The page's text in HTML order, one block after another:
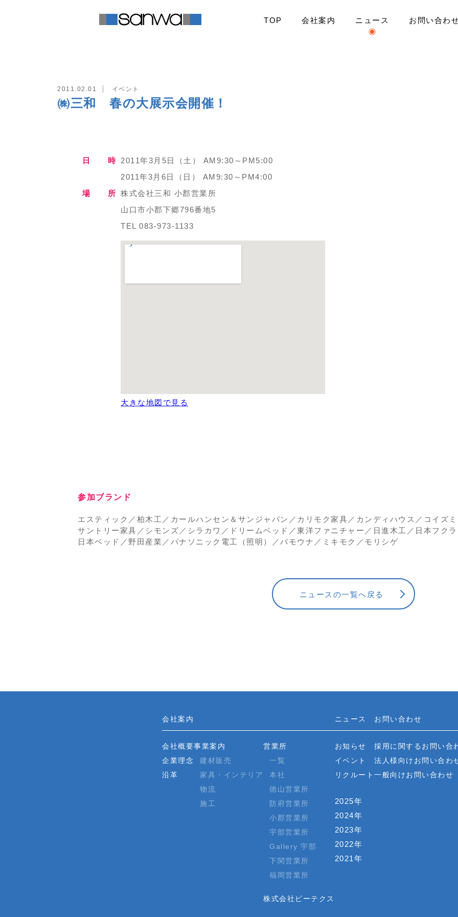
TOP 会社案内 ニュース お問い合わ
2011.02.01 イベント
㈱三和 春の大展示会開催！
日 時 2011年3月5日（土） AM9:30～PM5:00
2011年3月6日（日） AM9:30～PM4:00
場 所 株式会社三和 小郡営業所
山口市小郡下郷796番地5
TEL 083-973-1133
大きな地図で見る
参加ブランド
エスティック／柏木工／カールハンセン＆サンジャパン／カリモク家具／カンディハウス／コイズ
サントリー家具／シモンズ／シラカワ／ドリームベッド／東洋ファニチャー／日進木工／日本フクラ
日本ベッド／野田産業／パナソニック電工（照明）／パモウナ／ミキモク／モリシゲ
ニュースの一覧へ戻る
会社案内
会社概要
企業理念
沿革
事業案内
建材販売
家具・インテリア
物流
施工
営業所
一覧
本社
徳山営業所
防府営業所
小郡営業所
宇部営業所
Gallery 宇部
下関営業所
福岡営業所
株式会社ビーテクス
ニュース
お知らせ
イベント
リクルート
2025年
2024年
2023年
2022年
2021年
お問い合わせ
採用に関するお問い合
法人様向けお問い合わ
一般向けお問い合わせ